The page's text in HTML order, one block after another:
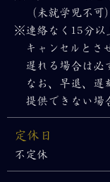
（未就学児不可）
※連絡なく15分以
キャンセルとさ
遅れる場合は必
なお、早退、遅
提供できない場
定休日
不定休